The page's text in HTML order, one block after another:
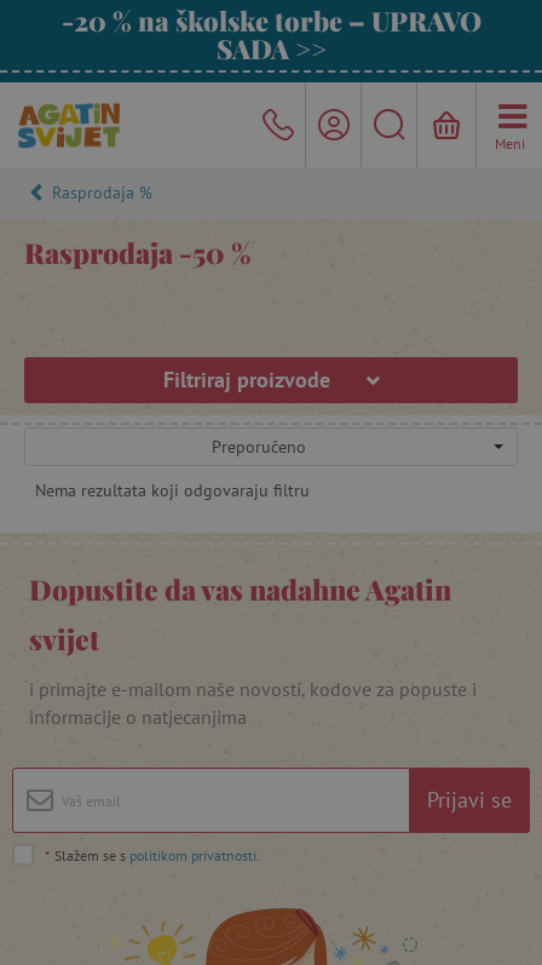
-20 % na školske torbe – UPRAVO
SADA >>
Meni
Rasprodaja %
Rasprodaja -50 %
Filtriraj proizvode
Preporučeno
Nema rezultata koji odgovaraju filtru
Dopustite da vas nadahne Agatin
svijet
i primajte e-mailom naše novosti, kodove za popuste i
informacije o natjecanjima
Prijavi se
* Slažem se s politikom privatnosti.